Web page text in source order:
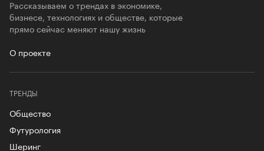
Рассказываем о трендах в экономике,
бизнесе, технологиях и обществе, которые
прямо сейчас меняют нашу жизнь
О проекте
ТРЕНДЫ
Общество
Футурология
Шеринг